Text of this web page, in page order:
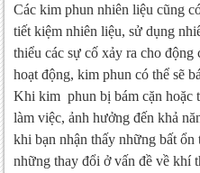
Các kim phun nhiên liệu cũng
tiết kiệm nhiên liệu, sử dụng
thiểu các sự cố xảy ra cho
hoạt động, kim phun có thể sẽ
Khi kim phun bị bám cặn hoặc
làm việc, ảnh hưởng đến khả
khi bạn nhận thấy những bất ổn
những thay đổi ở vấn đề về khí